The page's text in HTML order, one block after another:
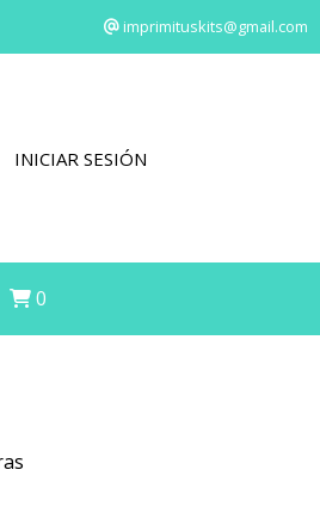
imprimituskits@gmail.com
INICIAR SESIÓN
0